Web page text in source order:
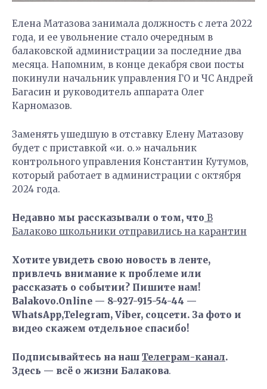
Елена Матазова занимала должность с лета 2022
года, и ее увольнение стало очередным в
балаковской администрации за последние два
месяца. Напомним, в конце декабря свои посты
покинули начальник управления ГО и ЧС Андрей
Багасин и руководитель аппарата Олег
Карномазов.
Заменять ушедшую в отставку Елену Матазову
будет с приставкой «и. о.» начальник
контрольного управления Константин Кутумов,
который работает в администрации с октября
2024 года.
Недавно мы рассказывали о том, что В
Балаково школьники отправились на карантин
Хотите увидеть свою новость в ленте,
привлечь внимание к проблеме или
рассказать о событии? Пишите нам!
Balakovo.Online — 8-927-915-54-44 —
WhatsApp,Telegram, Viber, соцсети. За фото и
видео скажем отдельное спасибо!
Подписывайтесь на наш Телеграм-канал.
Здесь — всё о жизни Балакова.